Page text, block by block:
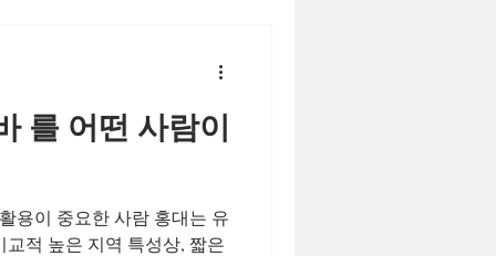
직장인부업
2030세대
를 어떤 사람이
용이 중요한 사람 홍대는 유
적 높은 지역 특성상, 짧은